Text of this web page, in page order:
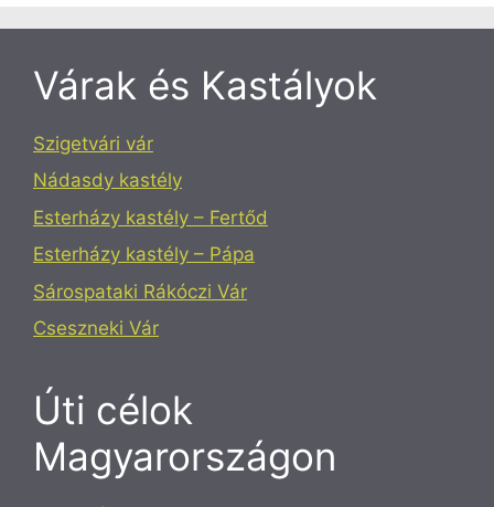
Várak és Kastályok
Szigetvári vár
Nádasdy kastély
Esterházy kastély – Fertőd
Esterházy kastély – Pápa
Sárospataki Rákóczi Vár
Cseszneki Vár
Úti célok
Magyarországon